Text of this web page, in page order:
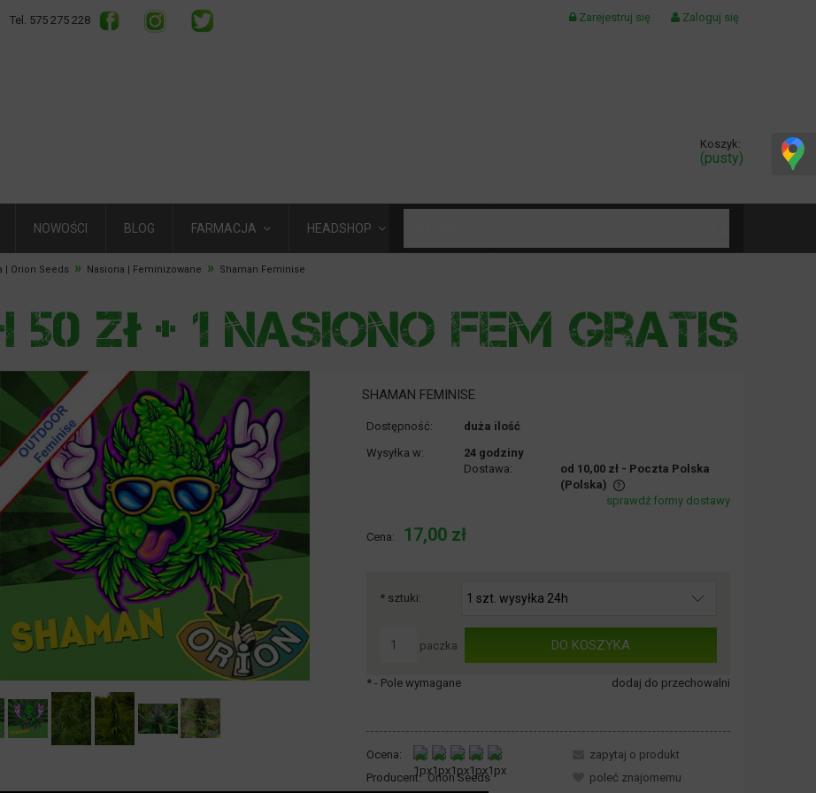
Tel. 575 275 228 Zarejestruj się Zaloguj się
Koszyk:
(pusty)
NOWOŚCI BLOG FARMACJA HEADSHOP
| Orion Seeds » Nasiona | Feminizowane » Shaman Feminise
SHAMAN FEMINISE
Dostępność:
duża ilość
Wysyłka w:
24 godziny
Dostawa:
od 10,00 zł - Poczta Polska
(Polska)
płatności
sprawdź formy dostawy
Cena: 17,00 zł
* sztuki:
paczka DO KOSZYKA
dodaj do przechowalni
* - Pole wymagane
Ocena:
Producent: Orion Seeds
zapytaj o produkt
poleć znajomemu